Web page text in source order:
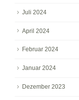
Juli 2024
April 2024
Februar 2024
Januar 2024
Dezember 2023